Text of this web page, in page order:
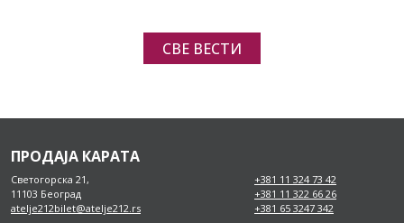
СВЕ ВЕСТИ
ПРОДАЈА КАРАТА
Светогорска 21,
11103 Београд
atelje212bilet@atelje212.rs
+381 11 324 73 42
+381 11 322 66 26
+381 65 3247 342